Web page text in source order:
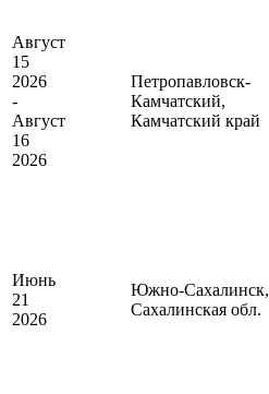
Август
15
2026
-
Август
16
2026
Петропавловск-
Камчатский,
Камчатский край
Июнь
21
2026
Южно-Сахалинск,
Сахалинская обл.